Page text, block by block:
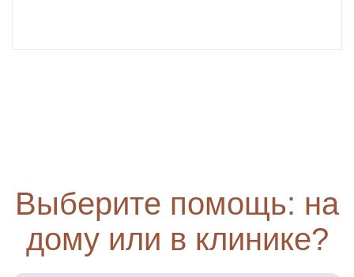
Выберите помощь: на
дому или в клинике?